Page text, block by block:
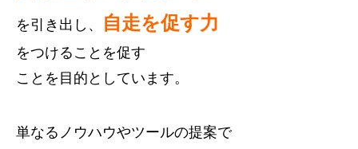
を引き出し、 自走を促す力
をつけることを促す
ことを目的としています。
単なるノウハウやツールの提案で